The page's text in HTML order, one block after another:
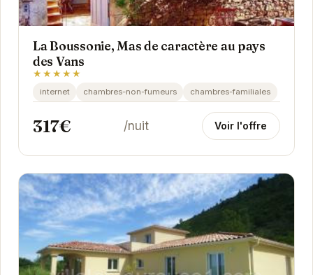
La Boussonie, Mas de caractère au pays
des Vans
★★★★★
internet chambres-non-fumeurs chambres-familiales
317€ /nuit Voir l'offre